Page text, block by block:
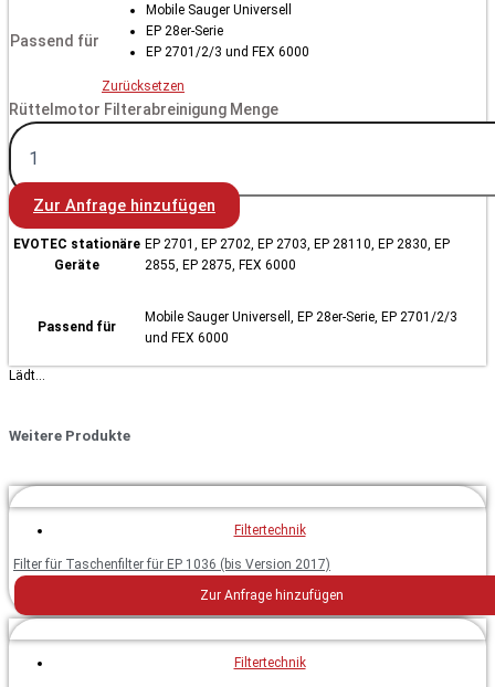
Passend für
Mobile Sauger Universell
EP 28er-Serie
EP 2701/2/3 und FEX 6000
Zurücksetzen
Rüttelmotor Filterabreinigung Menge
Zur Anfrage hinzufügen
EVOTEC stationäre
Geräte
EP 2701, EP 2702, EP 2703, EP 28110, EP 2830, EP
2855, EP 2875, FEX 6000
Passend für
Mobile Sauger Universell, EP 28er-Serie, EP 2701/2/3
und FEX 6000
Lädt...
Weitere Produkte
Filtertechnik
Filter für Taschenfilter für EP 1036 (bis Version 2017)
Zur Anfrage hinzufügen
Filtertechnik